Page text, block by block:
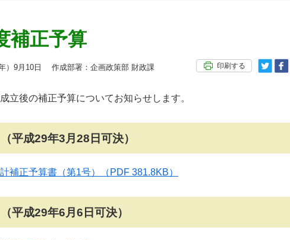
補正予算
）9月10日 作成部署：企画政策部 財政課 印刷する
立後の補正予算についてお知らせします。
平成29年3月28日可決）
補正予算書（第1号） （PDF 381.8KB）
平成29年6月6日可決）